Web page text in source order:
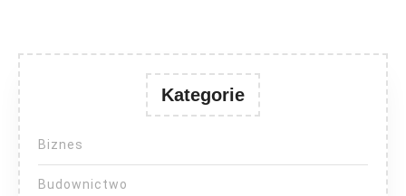
Kategorie
Biznes
Budownictwo